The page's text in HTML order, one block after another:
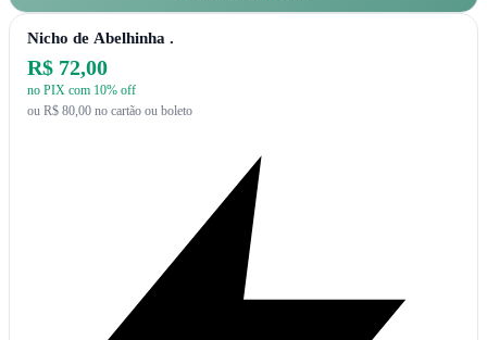
Nicho de Abelhinha .
R$ 72,00
no PIX com 10% off
ou R$ 80,00 no cartão ou boleto